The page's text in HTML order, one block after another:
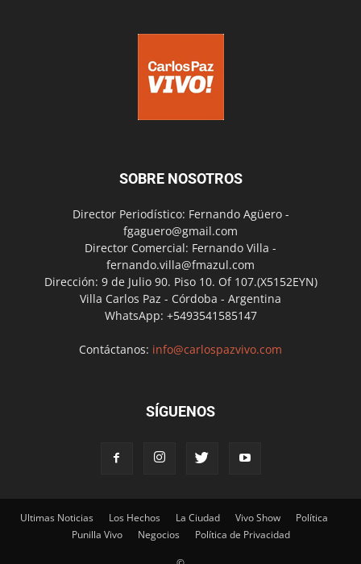
SOBRE NOSOTROS
Director Periodístico: Fernando Agüero -
fgaguero@gmail.com
Director Comercial: Fernando Villa -
fernando.villa@fmazul.com
Dirección: 9 de Julio 90. Piso 10. Of 107.(X5152EYN)
Villa Carlos Paz - Córdoba - Argentina
WhatsApp: +5493541585147
Contáctanos: info@carlospazvivo.com
SÍGUENOS
Ultimas Noticias Los Hechos La Ciudad Vivo Show
Política
Punilla Vivo
Negocios Política de Privacidad